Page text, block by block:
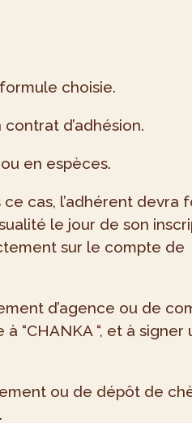
choisie.
d’adhésion.
en espèces.
cas, l’adhérent devra
le jour de son
sur le compte de
d’agence ou de
“CHANKA “, et à signer
ou de dépôt de